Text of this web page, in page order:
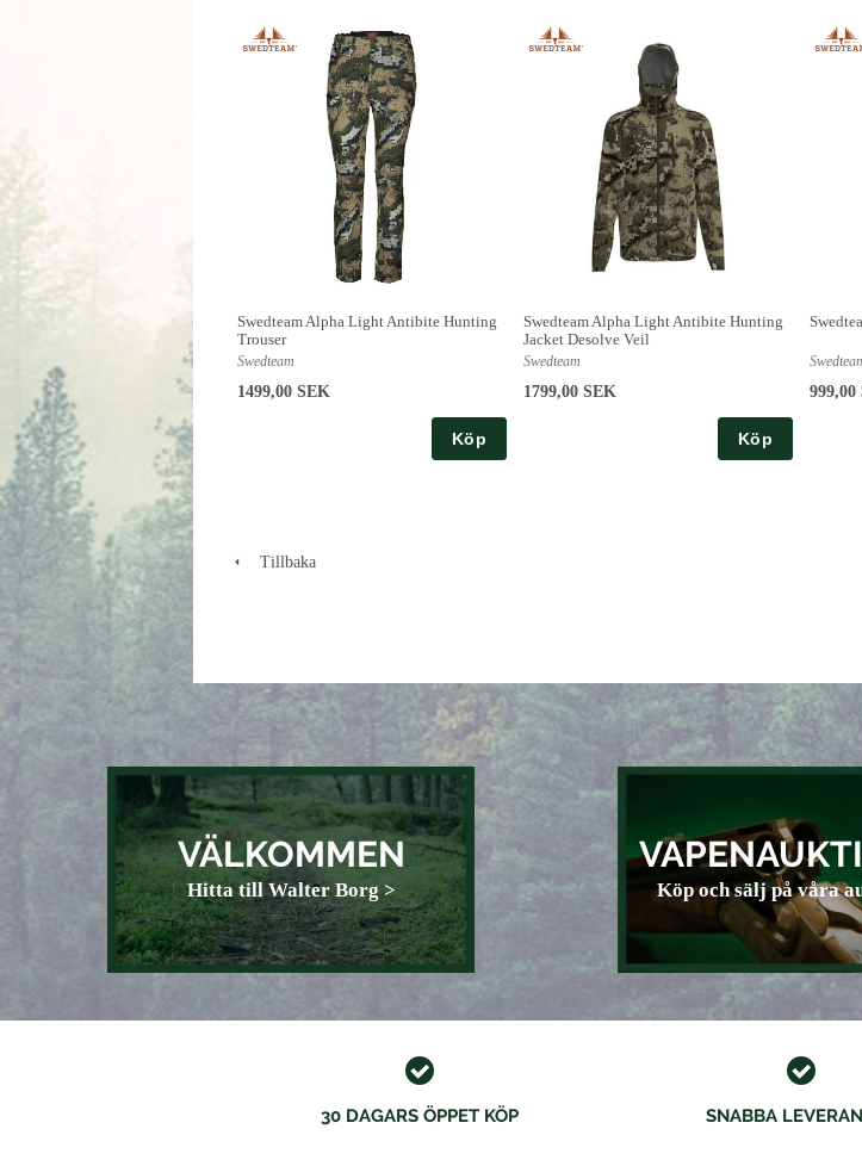
Swedteam Alpha Light Antibite Hunting
Trouser
Swedteam
1499,00 SEK
Köp
Swedteam Alpha Light Antibite Hunting
Jacket Desolve Veil
Swedteam
1799,00 SEK
Köp
999,00
Tillbaka
VÄLKOMMEN
Hitta till Walter Borg > Köp och sälj på våra
30 DAGARS ÖPPET KÖP SNABBA